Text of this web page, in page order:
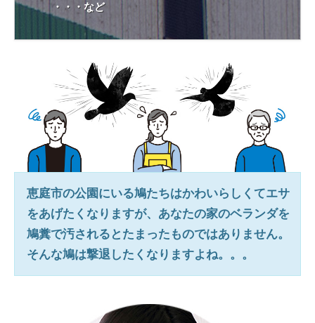
・・・など
恵庭市の公園にいる鳩たちはかわいらしくてエサ
をあげたくなりますが、あなたの家のベランダを
鳩糞で汚されるとたまったものではありません。
そんな鳩は撃退したくなりますよね。。。